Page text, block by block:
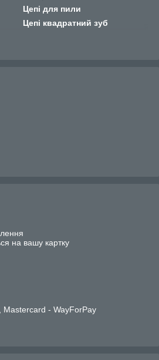
Цепі для пили
Цепі квадратний зуб
на вашу картку
- WayForPay